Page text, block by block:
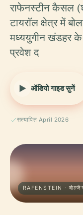
राफेनस्टीन कैसल
टायरॉल क्षेत्र में
मध्ययुगीन खंडहर
प्रवेश द
ऑडियो गाइड सुनें
सत्यापित April 2026
RAFENSTEIN ·